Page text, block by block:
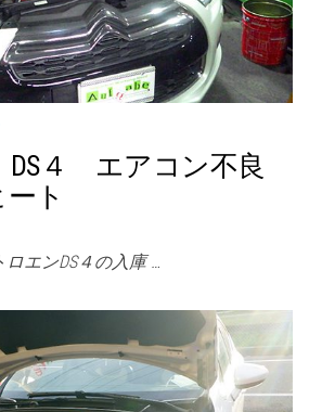
４ エアコン不良
ト
エンDS４の入庫 …